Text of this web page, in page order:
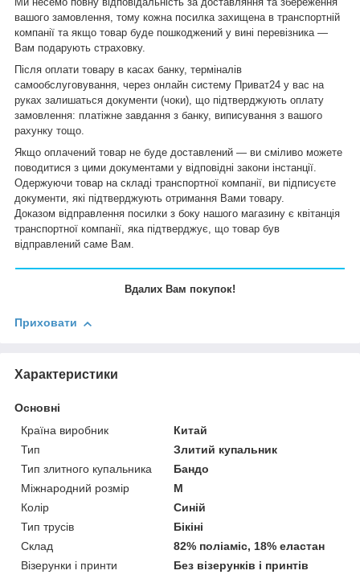
вашого замовлення, тому кожна посилка захищена в транспортній
компанії та якщо товар буде пошкоджений у вині перевізника —
Вам подарують страховку.
Після оплати товару в касах банку, терміналів
самообслуговування, через онлайн систему Приват24 у вас на
руках залишаться документи (чоки), що підтверджують оплату
замовлення: платіжне завдання з банку, виписування з вашого
рахунку тощо.
Якщо оплачений товар не буде доставлений — ви сміливо можете
поводитися з цими документами у відповідні закони інстанції.
Одержуючи товар на складі транспортної компанії, ви підписуєте
документи, які підтверджують отримання Вами товару.
Доказом відправлення посилки з боку нашого магазину є квітанція
транспортної компанії, яка підтверджує, що товар був
відправлений саме Вам.
Вдалих Вам покупок!
Приховати
Характеристики
Основні
Країна виробник
Китай
Тип
Злитий купальник
Тип злитного купальника
Бандо
Міжнародний розмір
M
Колір
Синій
Тип трусів
Бікіні
Склад
82% поліаміс, 18% еластан
Візерунки і принти
Без візерунків і принтів